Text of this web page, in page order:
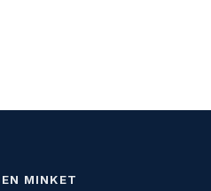
MINKET